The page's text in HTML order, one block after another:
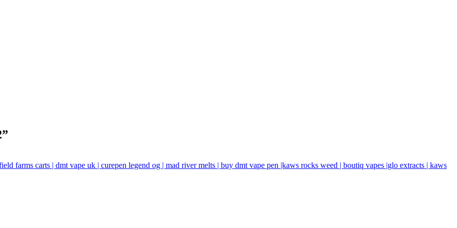
”
farms carts | dmt vape uk | curepen legend og | mad river melts | buy dmt vape pen |kaws rocks weed | boutiq vapes |glo extracts | kaws